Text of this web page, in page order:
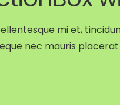
mi et,
nec mauris
Soluciones
Portafolio